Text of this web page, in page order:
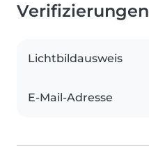
Verifizierungen
Lichtbildausweis
E-Mail-Adresse